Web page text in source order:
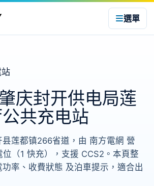
選單
庆封开供电局莲
共充电站
莲都镇266省道，由 南方電網 營
（1 快充），支援 CCS2。本頁整
率、收費狀態 及泊車提示，適合出